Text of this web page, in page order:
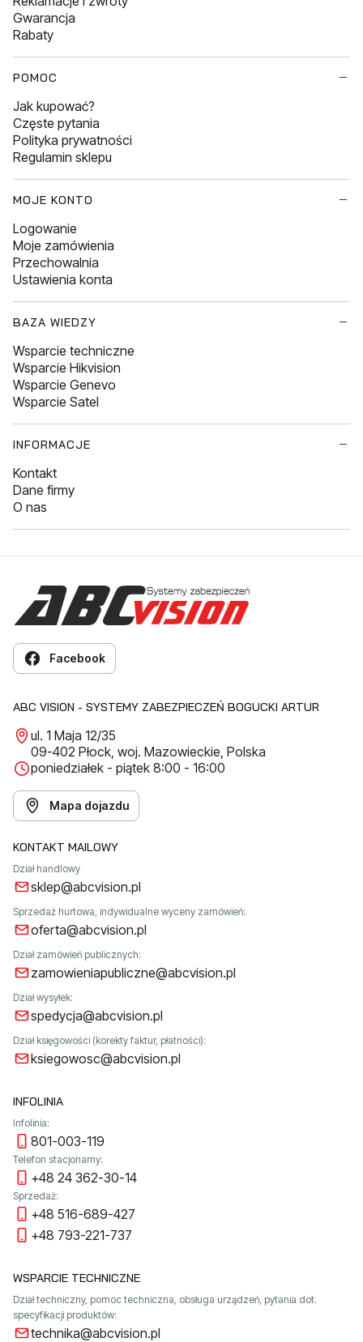
Gwarancja
Rabaty
POMOC
Jak kupować?
Częste pytania
Polityka prywatności
Regulamin sklepu
MOJE KONTO
Logowanie
Moje zamówienia
Przechowalnia
Ustawienia konta
BAZA WIEDZY
Wsparcie techniczne
Wsparcie Hikvision
Wsparcie Genevo
Wsparcie Satel
INFORMACJE
Kontakt
Dane firmy
O nas
Facebook
ABC VISION - SYSTEMY ZABEZPIECZEŃ BOGUCKI ARTUR
ul. 1 Maja 12/35
09-402 Płock, woj. Mazowieckie, Polska
poniedziałek - piątek 8:00 - 16:00
Mapa dojazdu
KONTAKT MAILOWY
Dział handlowy
sklep@abcvision.pl
Sprzedaż hurtowa, indywidualne wyceny zamówień:
oferta@abcvision.pl
Dział zamówień publicznych:
zamowieniapubliczne@abcvision.pl
Dział wysyłek:
spedycja@abcvision.pl
Dział księgowości (korekty faktur, płatności):
ksiegowosc@abcvision.pl
INFOLINIA
Infolinia:
801-003-119
Telefon stacjonarny:
+48 24 362-30-14
Sprzedaż:
+48 516-689-427
+48 793-221-737
WSPARCIE TECHNICZNE
Dział techniczny, pomoc techniczna, obsługa urządzeń, pytania dot.
specyfikacji produktów:
technika@abcvision.pl